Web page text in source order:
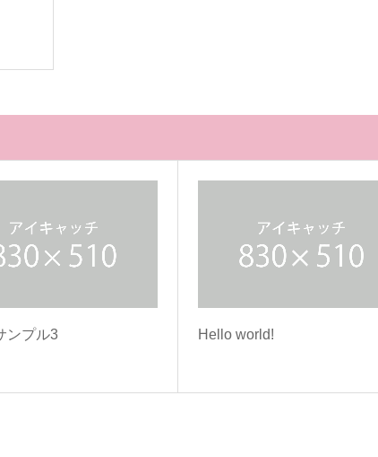
ンプル3 Hello world!